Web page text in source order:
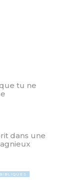
tu ne
dans une